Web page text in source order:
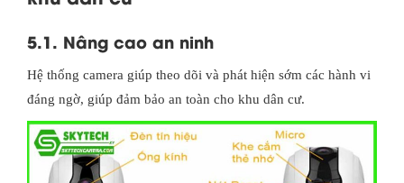
5.1. Nâng cao an ninh
Hệ thống camera giúp theo dõi và phát hiện sớm các hành vi
đáng ngờ, giúp đảm bảo an toàn cho khu dân cư.